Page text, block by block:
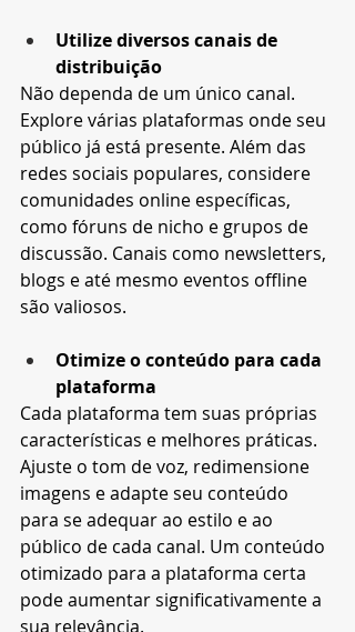
Utilize diversos canais de
distribuição
Não dependa de um único canal.
Explore várias plataformas onde seu
público já está presente. Além das
redes sociais populares, considere
comunidades online específicas,
como fóruns de nicho e grupos de
discussão. Canais como newsletters,
blogs e até mesmo eventos offline
são valiosos.
Otimize o conteúdo para cada
plataforma
Cada plataforma tem suas próprias
características e melhores práticas.
Ajuste o tom de voz, redimensione
imagens e adapte seu conteúdo
para se adequar ao estilo e ao
público de cada canal. Um conteúdo
otimizado para a plataforma certa
pode aumentar significativamente a
sua relevância.